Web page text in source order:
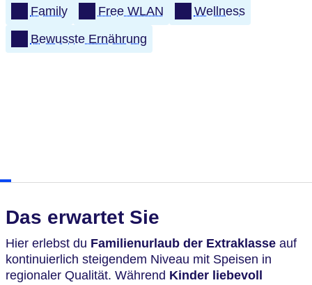
Family Free WLAN
Wellness
Bewusste Ernährung
Das erwartet Sie
Hier erlebst du Familienurlaub der Extraklasse auf
kontinuierlich steigendem Niveau mit Speisen in
regionaler Qualität. Während Kinder liebevoll